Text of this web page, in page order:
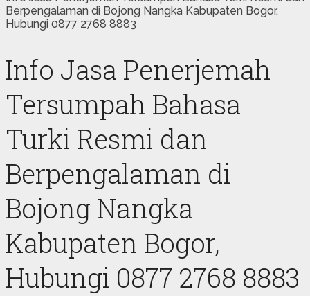
Berpengalaman di Bojong Nangka Kabupaten Bogor,
Hubungi 0877 2768 8883
Info Jasa Penerjemah
Tersumpah Bahasa
Turki Resmi dan
Berpengalaman di
Bojong Nangka
Kabupaten Bogor,
Hubungi 0877 2768 8883